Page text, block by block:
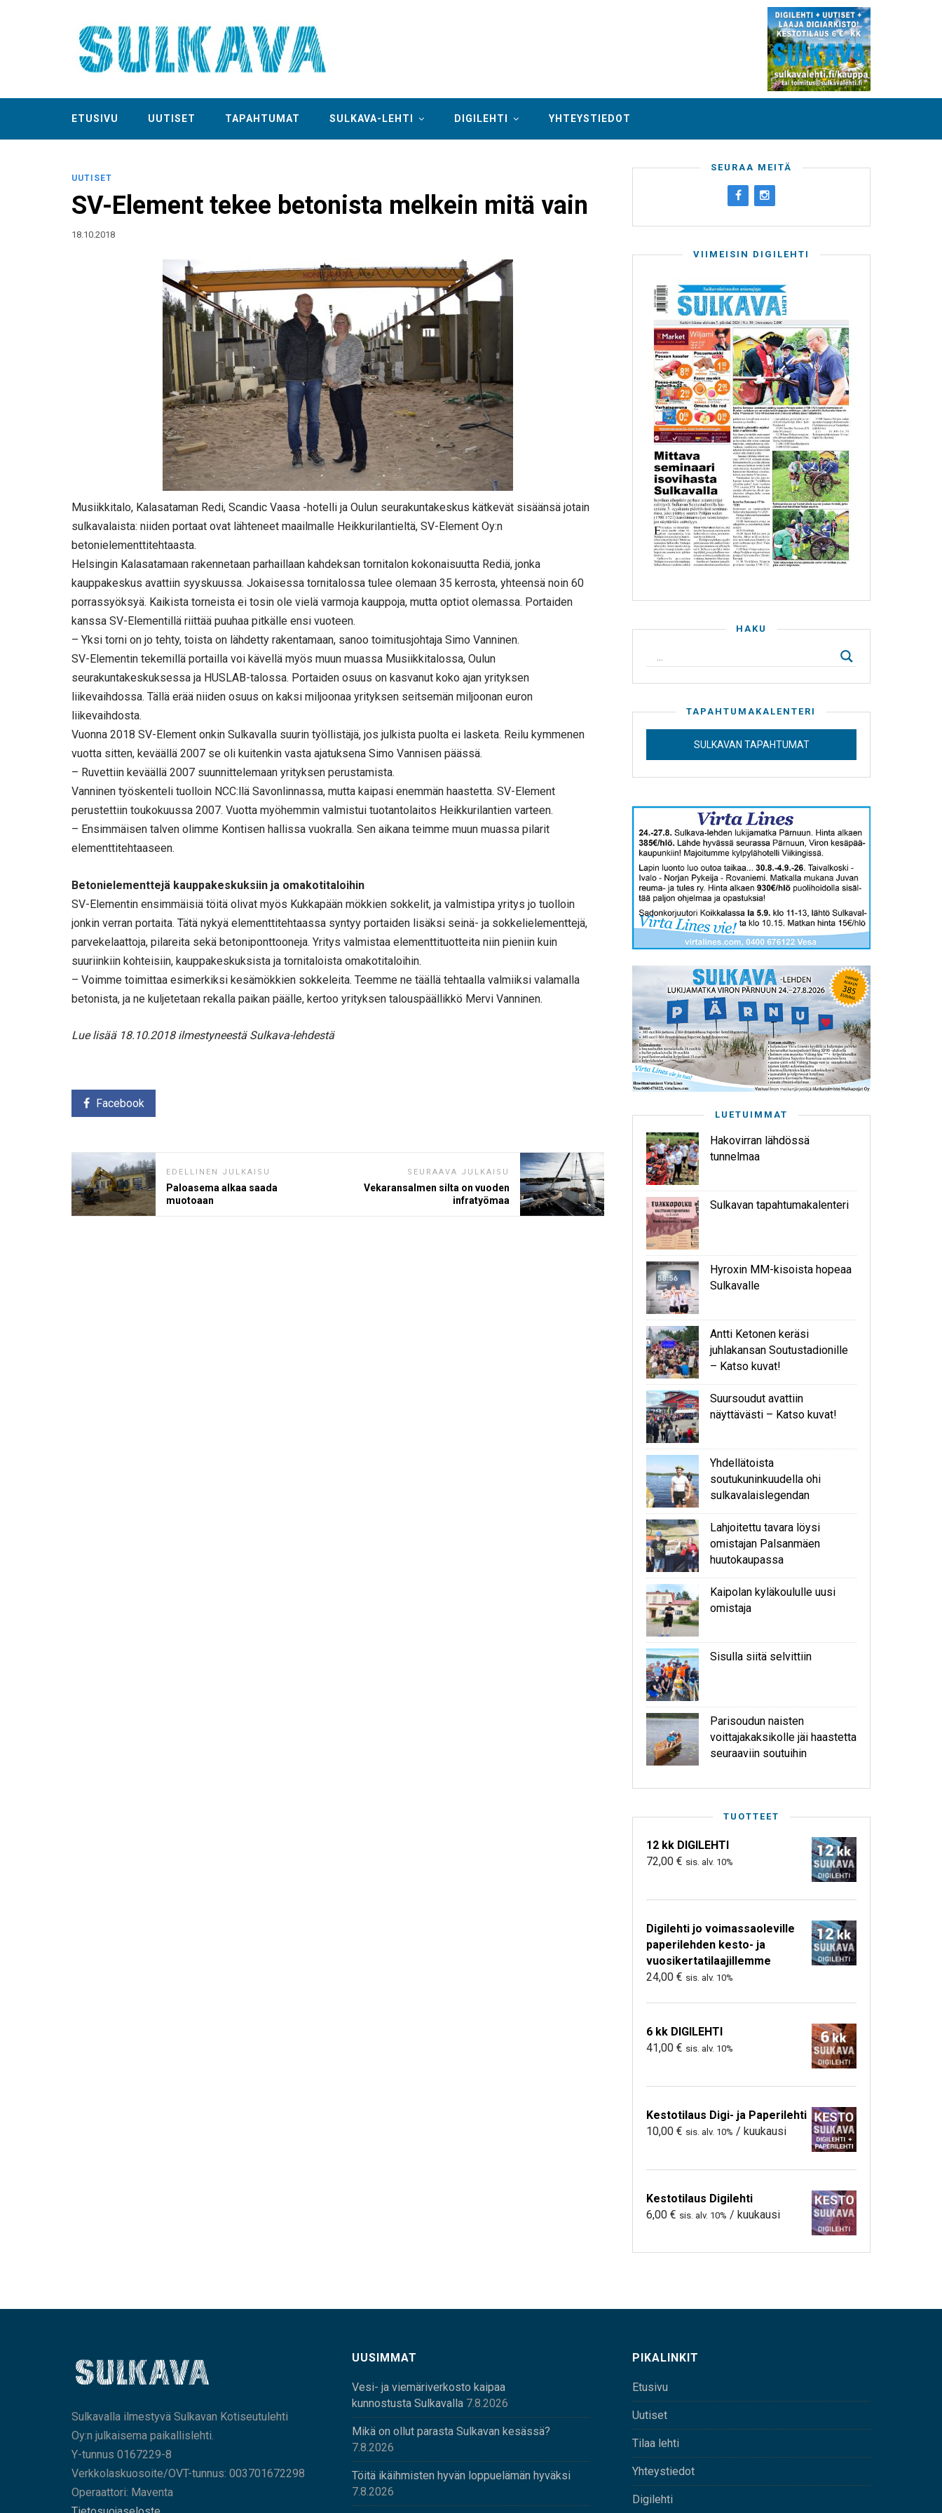
ETUSIVU UUTISET TAPAHTUMAT SULKAVA-LEHTI DIGILEHTI YHTEYSTIEDOT
UUTISET
SV-Element tekee betonista melkein mitä vain
18.10.2018
Musiikkitalo, Kalasataman Redi, Scandic Vaasa -hotelli ja Oulun seurakuntakeskus kätkevät sisäänsä jotain
sulkavalaista: niiden portaat ovat lähteneet maailmalle Heikkurilantieltä, SV-Element Oy:n
betonielementtitehtaasta.
Helsingin Kalasatamaan rakennetaan parhaillaan kahdeksan tornitalon kokonaisuutta Rediä, jonka
kauppakeskus avattiin syyskuussa. Jokaisessa tornitalossa tulee olemaan 35 kerrosta, yhteensä noin 60
porrassyöksyä. Kaikista torneista ei tosin ole vielä varmoja kauppoja, mutta optiot olemassa. Portaiden
kanssa SV-Elementillä riittää puuhaa pitkälle ensi vuoteen.
– Yksi torni on jo tehty, toista on lähdetty rakentamaan, sanoo toimitusjohtaja Simo Vanninen.
SV-Elementin tekemillä portailla voi kävellä myös muun muassa Musiikkitalossa, Oulun
seurakuntakeskuksessa ja HUSLAB-talossa. Portaiden osuus on kasvanut koko ajan yrityksen
liikevaihdossa. Tällä erää niiden osuus on kaksi miljoonaa yrityksen seitsemän miljoonan euron
liikevaihdosta.
Vuonna 2018 SV-Element onkin Sulkavalla suurin työllistäjä, jos julkista puolta ei lasketa. Reilu kymmenen
vuotta sitten, keväällä 2007 se oli kuitenkin vasta ajatuksena Simo Vannisen päässä.
– Ruvettiin keväällä 2007 suunnittelemaan yrityksen perustamista.
Vanninen työskenteli tuolloin NCC:llä Savonlinnassa, mutta kaipasi enemmän haastetta. SV-Element
perustettiin toukokuussa 2007. Vuotta myöhemmin valmistui tuotantolaitos Heikkurilantien varteen.
– Ensimmäisen talven olimme Kontisen hallissa vuokralla. Sen aikana teimme muun muassa pilarit
elementtitehtaaseen.
Betonielementtejä kauppakeskuksiin ja omakotitaloihin
SV-Elementin ensimmäisiä töitä olivat myös Kukkapään mökkien sokkelit, ja valmistipa yritys jo tuolloin
jonkin verran portaita. Tätä nykyä elementtitehtaassa syntyy portaiden lisäksi seinä- ja sokkelielementtejä,
parvekelaattoja, pilareita sekä betoniponttooneja. Yritys valmistaa elementtituotteita niin pieniin kuin
suuriinkiin kohteisiin, kauppakeskuksista ja tornitaloista omakotitaloihin.
– Voimme toimittaa esimerkiksi kesämökkien sokkeleita. Teemme ne täällä tehtaalla valmiiksi valamalla
betonista, ja ne kuljetetaan rekalla paikan päälle, kertoo yrityksen talouspäällikkö Mervi Vanninen.
Lue lisää 18.10.2018 ilmestyneestä Sulkava-lehdestä
Facebook
EDELLINEN JULKAISU
Paloasema alkaa saada
muotoaan
SEURAAVA JULKAISU
Vekaransalmen silta on vuoden
infratyömaa
SEURAA MEITÄ
VIIMEISIN DIGILEHTI
HAKU
TAPAHTUMAKALENTERI
SULKAVAN TAPAHTUMAT
LUETUIMMAT
Hakovirran lähdössä
tunnelmaa
Sulkavan tapahtumakalenteri
Hyroxin MM-kisoista hopeaa
Sulkavalle
Antti Ketonen keräsi
juhlakansan Soutustadionille
– Katso kuvat!
Suursoudut avattiin
näyttävästi – Katso kuvat!
Yhdellätoista
soutukuninkuudella ohi
sulkavalaislegendan
Lahjoitettu tavara löysi
omistajan Palsanmäen
huutokaupassa
Kaipolan kyläkoululle uusi
omistaja
Sisulla siitä selvittiin
Parisoudun naisten
voittajakaksikolle jäi haastetta
seuraaviin soutuihin
TUOTTEET
12 kk DIGILEHTI
72,00 € sis. alv. 10%
Digilehti jo voimassaoleville
paperilehden kesto- ja
vuosikertatilaajillemme
24,00 € sis. alv. 10%
6 kk DIGILEHTI
41,00 € sis. alv. 10%
Kestotilaus Digi- ja Paperilehti
10,00 € sis. alv. 10% / kuukausi
Kestotilaus Digilehti
6,00 € sis. alv. 10% / kuukausi
Sulkavalla ilmestyvä Sulkavan Kotiseutulehti
Oy:n julkaisema paikallislehti.
Y-tunnus 0167229-8
Verkkolaskuosoite/OVT-tunnus: 003701672298
Operaattori: Maventa
UUSIMMAT
Vesi- ja viemäriverkosto kaipaa
kunnostusta Sulkavalla 7.8.2026
Mikä on ollut parasta Sulkavan kesässä?
7.8.2026
Töitä ikäihmisten hyvän loppuelämän hyväksi
7.8.2026
PIKALINKIT
Etusivu
Uutiset
Tilaa lehti
Yhteystiedot
Digilehti